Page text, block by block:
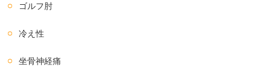
ゴルフ肘
冷え性
坐骨神経痛